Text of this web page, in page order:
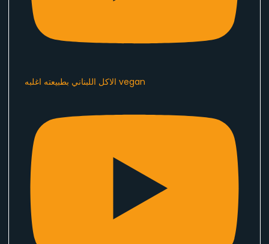
الاكل اللبناني بطبيعته اغلبه vegan